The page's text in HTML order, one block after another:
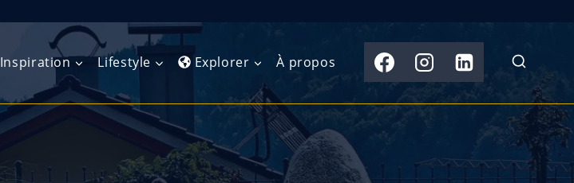
Inspiration Lifestyle Explorer
Amérique du Nord
Afrique du Nord
(Maghreb)
Moyen-Orient Australasie
À propos